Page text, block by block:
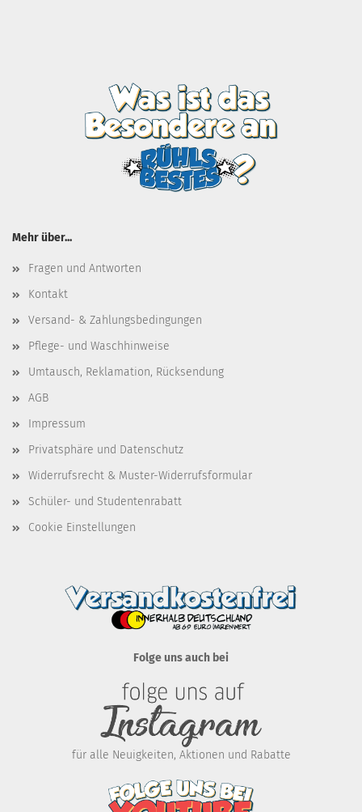
Mehr über...
Fragen und Antworten
Kontakt
Versand- & Zahlungsbedingungen
Pflege- und Waschhinweise
Umtausch, Reklamation, Rücksendung
AGB
Impressum
Privatsphäre und Datenschutz
Widerrufsrecht & Muster-Widerrufsformular
Schüler- und Studentenrabatt
Cookie Einstellungen
Folge uns auch bei
für alle Neuigkeiten, Aktionen und Rabatte